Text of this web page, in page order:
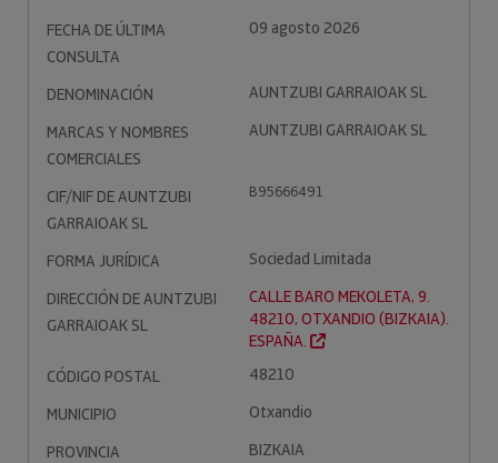
FECHA DE ÚLTIMA
CONSULTA
09 agosto 2026
DENOMINACIÓN
AUNTZUBI GARRAIOAK SL
MARCAS Y NOMBRES
COMERCIALES
AUNTZUBI GARRAIOAK SL
CIF/NIF DE AUNTZUBI
GARRAIOAK SL
B95666491
FORMA JURÍDICA
Sociedad Limitada
DIRECCIÓN DE AUNTZUBI
GARRAIOAK SL
CALLE BARO MEKOLETA, 9.
48210, OTXANDIO (BIZKAIA).
ESPAÑA.
CÓDIGO POSTAL
48210
MUNICIPIO
Otxandio
PROVINCIA
BIZKAIA